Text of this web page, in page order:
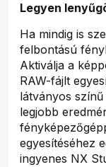
Legyen
Ha mindig is
felbontású
Aktiválja a
RAW-fájlt
látványos
legjobb
egyesítéséhez
ingyenes NX